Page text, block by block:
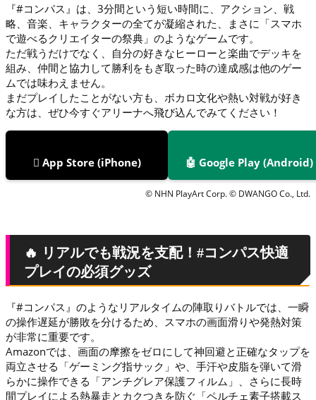
『#コンパス』は、3分間という短い時間に、アクション、戦
略、音楽、キャラクターの全てが凝縮された、まさに「スマホ
で遊べるクリエイターの祭典」のようなゲームです。
ただ戦うだけでなく、自分の好きなヒーローと楽曲でデッキを
組み、仲間と協力して勝利をもぎ取った時の達成感は他のゲー
ムでは味わえません。
まだプレイしたことがない方も、ボカロ文化や熱い対戦が好き
な方は、ぜひ今すぐアリーナへ飛び込んでみてください！
 App Store (iPhone) 🤖 Google Play (Android)
© NHN PlayArt Corp. © DWANGO Co., Ltd.
🔥 リアルでも戦況を支配！#コンパス快適
プレイの必須グッズ
『#コンパス』のようなリアルタイムの陣取りバトルでは、一瞬
の操作遅延が勝敗を分けるため、スマホの画面滑りや発熱対策
が非常に重要です。
Amazonでは、画面の摩擦をゼロにして神回避と正確なタップを
両立させる「ゲーミング指サック」や、手汗や皮脂を弾いて滑
らかに操作できる「アンチグレア保護フィルム」、さらに長時
間プレイによる熱暴走とカクつきを防ぐ「ペルチェ素子搭載ス